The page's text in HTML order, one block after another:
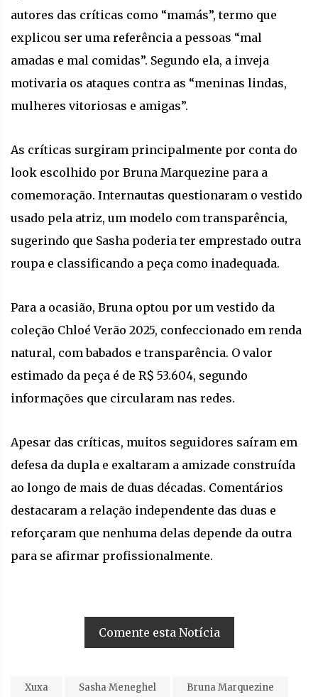
autores das críticas como “mamás”, termo que
explicou ser uma referência a pessoas “mal
amadas e mal comidas”. Segundo ela, a inveja
motivaria os ataques contra as “meninas lindas,
mulheres vitoriosas e amigas”.
As críticas surgiram principalmente por conta do
look escolhido por Bruna Marquezine para a
comemoração. Internautas questionaram o vestido
usado pela atriz, um modelo com transparência,
sugerindo que Sasha poderia ter emprestado outra
roupa e classificando a peça como inadequada.
Para a ocasião, Bruna optou por um vestido da
coleção Chloé Verão 2025, confeccionado em renda
natural, com babados e transparência. O valor
estimado da peça é de R$ 53.604, segundo
informações que circularam nas redes.
Apesar das críticas, muitos seguidores saíram em
defesa da dupla e exaltaram a amizade construída
ao longo de mais de duas décadas. Comentários
destacaram a relação independente das duas e
reforçaram que nenhuma delas depende da outra
para se afirmar profissionalmente.
Comente esta Notícia
Xuxa Sasha Meneghel Bruna Marquezine